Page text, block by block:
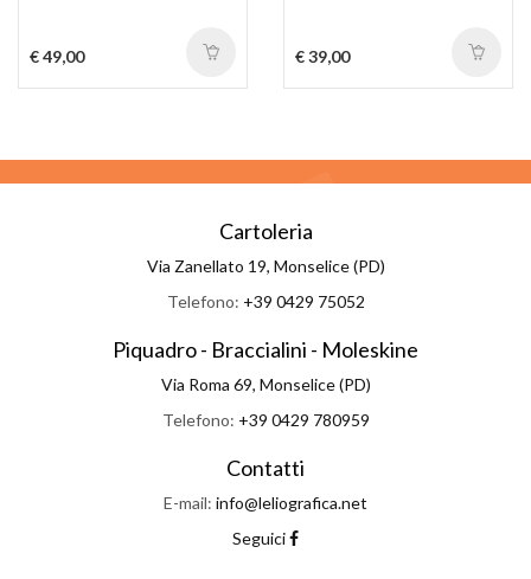
€ 49,00 € 39,00
Cartoleria
Via Zanellato 19, Monselice (PD)
Telefono: +39 0429 75052
Piquadro - Braccialini - Moleskine
Via Roma 69, Monselice (PD)
Telefono: +39 0429 780959
Contatti
E-mail: info@leliografica.net
Seguici